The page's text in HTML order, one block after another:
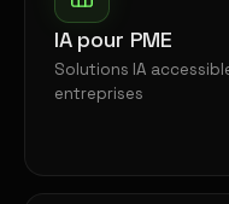
IA pour PME
Solutions IA
entreprises